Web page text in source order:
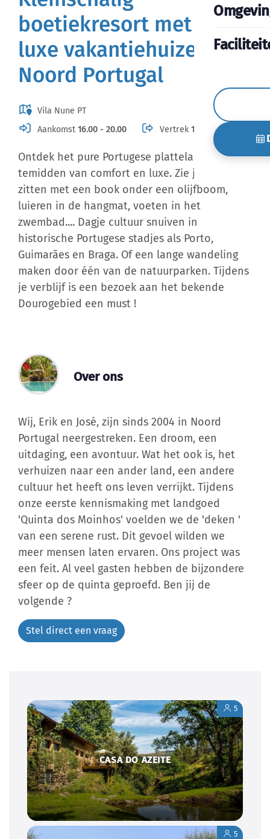
boetiekresort met 7
luxe vakantiehuizen in
Noord Portugal
Ontdek het pure Portugese platteland
temidden van comfort en luxe. Zie je jezelf al
zitten met een book onder een olijfboom,
luieren in de hangmat, voeten in het
zwembad.... Dagje cultuur snuiven in
historische Portugese stadjes als Porto,
Guimarães en Braga. Of een lange wandeling
maken door één van de natuurparken. Tijdens
je verblijf is een bezoek aan het bekende
Dourogebied een must !
Vila Nune PT
Aankomst 16.00 - 20.00 Vertrek 10.00
Over ons
Wij, Erik en José, zijn sinds 2004 in Noord
Portugal neergestreken. Een droom, een
uitdaging, een avontuur. Wat het ook is, het
verhuizen naar een ander land, een andere
cultuur het heeft ons leven verrijkt. Tijdens
onze eerste kennismaking met landgoed
'Quinta dos Moinhos' voelden we de 'deken '
van een serene rust. Dit gevoel wilden we
meer mensen laten ervaren. Ons project was
een feit. Al veel gasten hebben de bijzondere
sfeer op de quinta geproefd. Ben jij de
volgende ?
Stel direct een vraag
CASA DO AZEITE
5
5